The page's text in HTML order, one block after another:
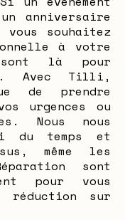
anniversaire
souhaitez
à votre
là pour
Avec Tilli,
de prendre
urgences ou
Nous nous
du temps et
même les
sont
pour vous
sur